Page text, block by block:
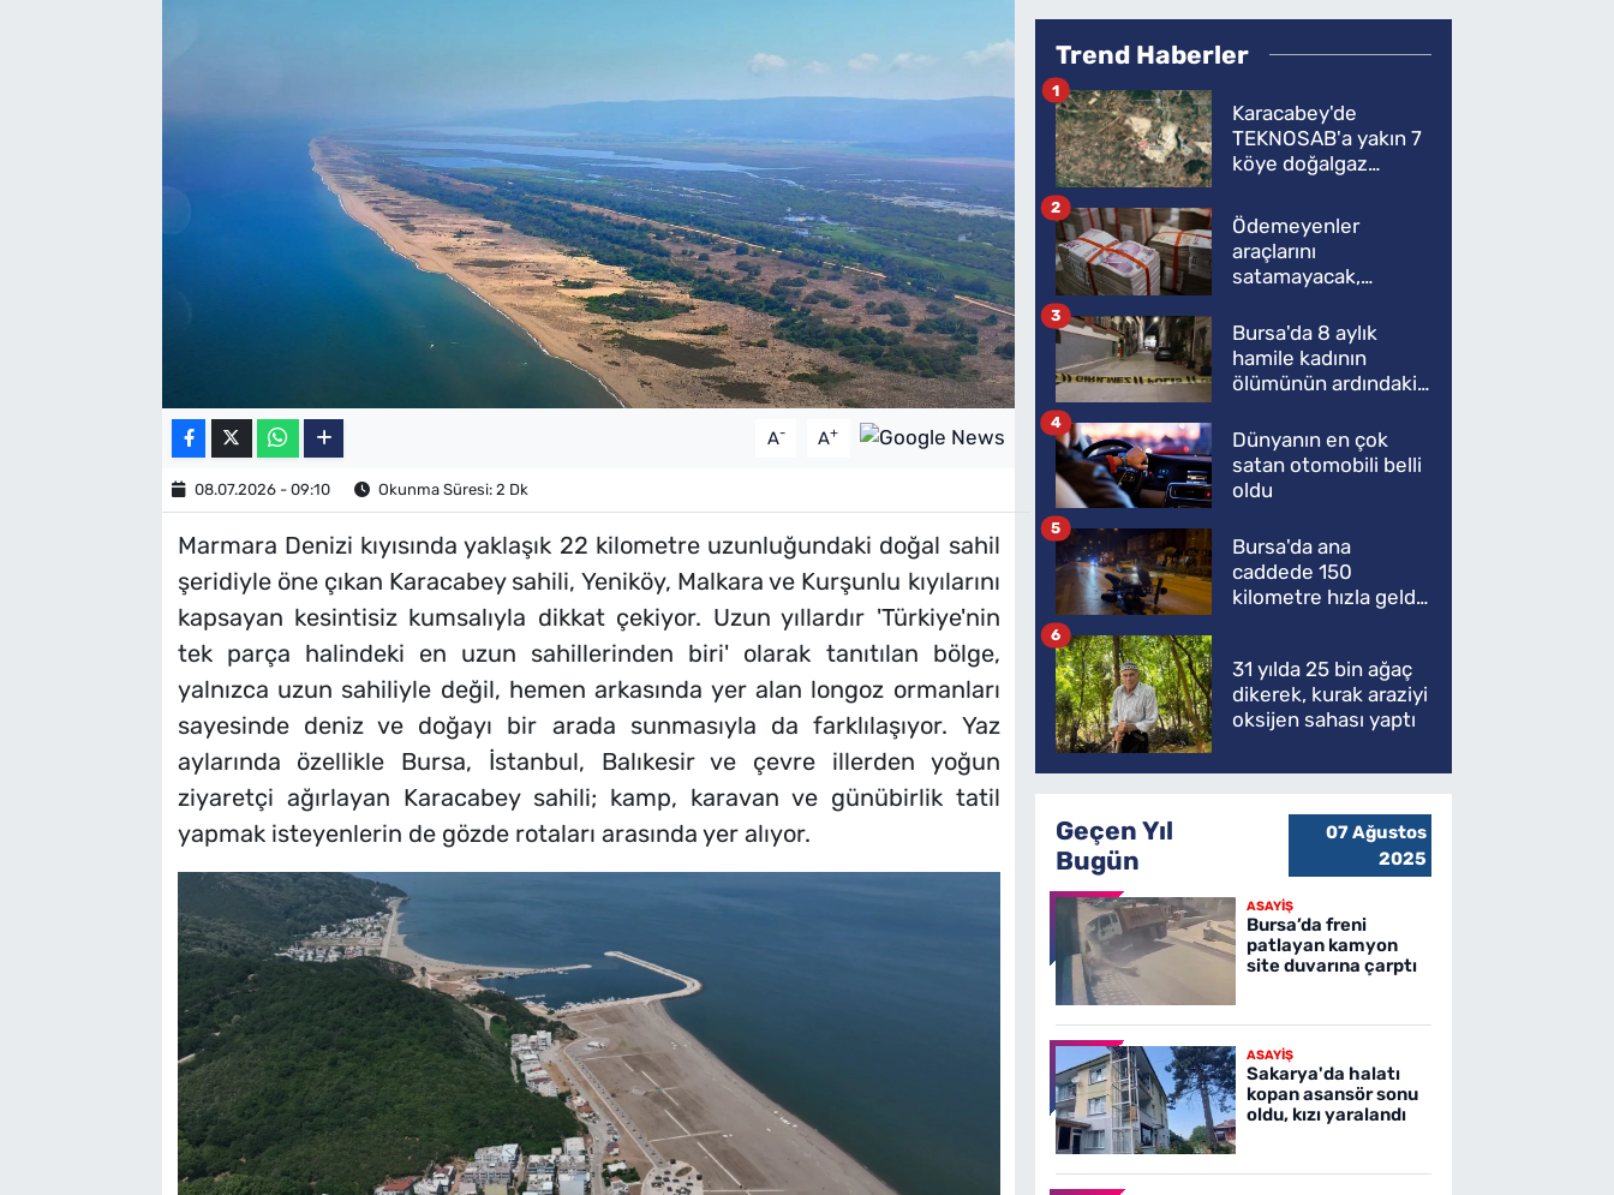
A- A+
08.07.2026 - 09:10 Okunma Süresi: 2 Dk
Marmara Denizi kıyısında yaklaşık 22 kilometre uzunluğundaki doğal sahil
şeridiyle öne çıkan Karacabey sahili, Yeniköy, Malkara ve Kurşunlu kıyılarını
kapsayan kesintisiz kumsalıyla dikkat çekiyor. Uzun yıllardır 'Türkiye'nin
tek parça halindeki en uzun sahillerinden biri' olarak tanıtılan bölge,
yalnızca uzun sahiliyle değil, hemen arkasında yer alan longoz ormanları
sayesinde deniz ve doğayı bir arada sunmasıyla da farklılaşıyor. Yaz
aylarında özellikle Bursa, İstanbul, Balıkesir ve çevre illerden yoğun
ziyaretçi ağırlayan Karacabey sahili; kamp, karavan ve günübirlik tatil
yapmak isteyenlerin de gözde rotaları arasında yer alıyor.
Trend Haberler
Karacabey'de
TEKNOSAB'a yakın 7
köye doğalgaz
1
Ödemeyenler
araçlarını
satamayacak,
2
Bursa'da 8 aylık
hamile kadının
ölümünün ardındaki
3
Dünyanın en çok
satan otomobili belli
oldu
4
Bursa'da ana
caddede 150
kilometre hızla geldi,
5
31 yılda 25 bin ağaç
dikerek, kurak araziyi
oksijen sahası yaptı
6
Geçen Yıl
Bugün
07 Ağustos
2025
ASAYİŞ
Bursa’da freni
patlayan kamyon
site duvarına çarptı
ASAYİŞ
Sakarya'da halatı
kopan asansör sonu
oldu, kızı yaralandı